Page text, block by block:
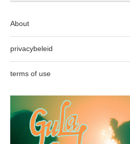
About
privacybeleid
terms of use